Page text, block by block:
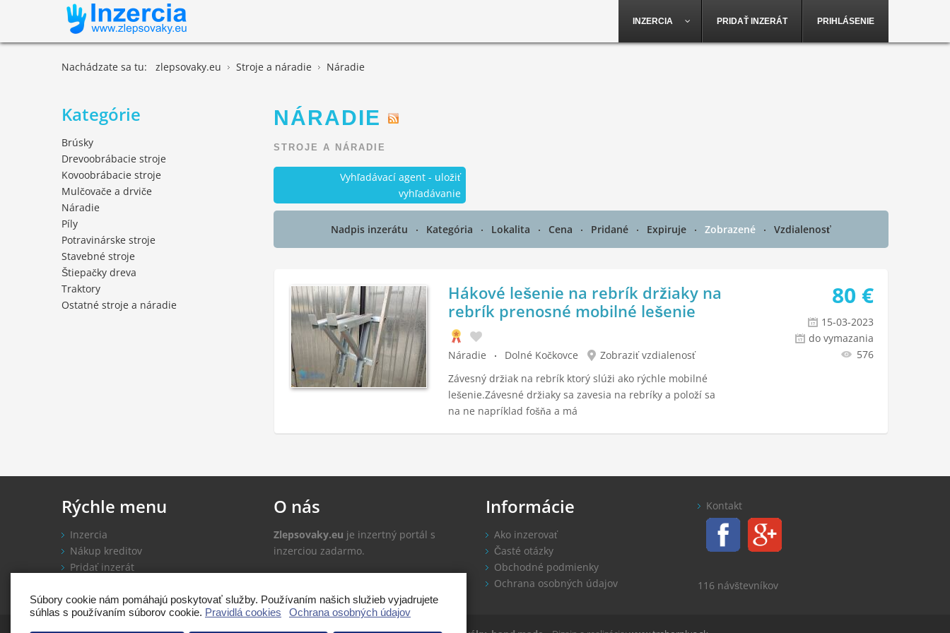
Súbory cookie nám pomáhajú poskytovať služby. Používaním našich služieb vyjadrujete
súhlas s používaním súborov cookie. Pravidlá cookies Ochrana osobných údajov
INZERCIA PRIDAŤ INZERÁT PRIHLÁSENIE
Nachádzate sa tu: zlepsovaky.eu Stroje a náradie Náradie
NÁRADIE
STROJE A NÁRADIE
Vyhľadávací agent - uložiť
vyhľadávanie
Nadpis inzerátu Kategória Lokalita Cena Pridané Expiruje Zobrazené Vzdialenosť
Hákové lešenie na rebrík držiaky na
rebrík prenosné mobilné lešenie
Náradie Dolné Kočkovce
Zobraziť vzdialenosť
Závesný držiak na rebrík ktorý slúži ako rýchle mobilné
lešenie.Závesné držiaky sa zavesia na rebríky a položí sa
na ne napríklad fošňa a má
80 €
15-03-2023
do vymazania
576
Kategórie
Brúsky
Drevoobrábacie stroje
Kovoobrábacie stroje
Mulčovače a drviče
Náradie
Píly
Potravinárske stroje
Stavebné stroje
Štiepačky dreva
Traktory
Ostatné stroje a náradie
Rýchle menu
Inzercia
Nákup kreditov
Pridať inzerát
O nás
Zlepsovaky.eu je inzertný portál s
inzerciou zadarmo.
Informácie
Ako inzerovať
Časté otázky
Obchodné podmienky
Ochrana osobných údajov
Kontakt
116 návštevníkov